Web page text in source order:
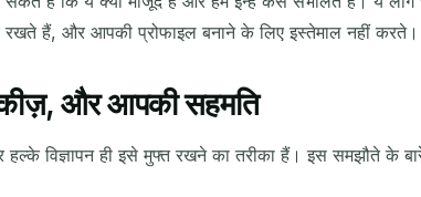
हैं, और आपकी प्रोफाइल बनाने के लिए इस्तेमाल नहीं करते।
और आपकी सहमति
विज्ञापन ही इसे मुफ्त रखने का तरीका हैं। इस समझौते के